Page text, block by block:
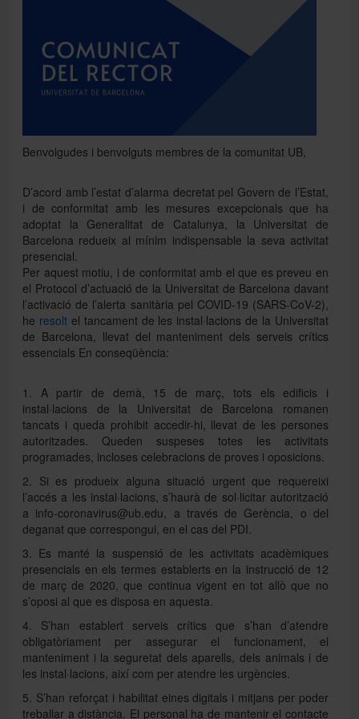
Directori
English
Benvolgudes i benvolguts membres de la comunitat UB,
D’acord amb l’estat d’alarma decretat pel Govern de l’Estat,
i de conformitat amb les mesures excepcionals que ha
adoptat la Generalitat de Catalunya, la Universitat de
Barcelona redueix al mínim indispensable la seva activitat
presencial.
Per aquest motiu, i de conformitat amb el que es preveu en
el Protocol d’actuació de la Universitat de Barcelona davant
l’activació de l’alerta sanitària pel COVID-19 (SARS-CoV-2),
he resoltel tancament de les instal·lacions de la Universitat
de Barcelona, llevat del manteniment dels serveis crítics
essencials En conseqüència:
1. A partir de demà, 15 de març, tots els edificis i
instal·lacions de la Universitat de Barcelona romanen
tancats i queda prohibit accedir-hi, llevat de les persones
autoritzades. Queden suspeses totes les activitats
programades, incloses celebracions de proves i oposicions.
2. Si es produeix alguna situació urgent que requereixi
l’accés a les instal·lacions, s’haurà de sol·licitar autorització
a info-coronavirus@ub.edu, a través de Gerència, o del
deganat que correspongui, en el cas del PDI.
3. Es manté la suspensió de les activitats acadèmiques
presencials en els termes establerts en la instrucció de 12
de març de 2020, que continua vigent en tot allò que no
s’oposi al que es disposa en aquesta.
4. S’han establert serveis crítics que s’han d’atendre
obligatòriament per assegurar el funcionament, el
manteniment i la seguretat dels aparells, dels animals i de
les instal·lacions, així com per atendre les urgències.
5. S’han reforçat i habilitat eines digitals i mitjans per poder
treballar a distància. El personal ha de mantenir el contacte